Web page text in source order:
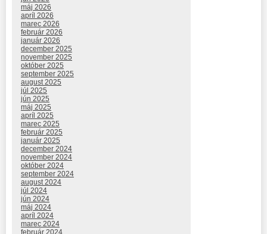
máj 2026
apríl 2026
marec 2026
február 2026
január 2026
december 2025
november 2025
október 2025
september 2025
august 2025
júl 2025
jún 2025
máj 2025
apríl 2025
marec 2025
február 2025
január 2025
december 2024
november 2024
október 2024
september 2024
august 2024
júl 2024
jún 2024
máj 2024
apríl 2024
marec 2024